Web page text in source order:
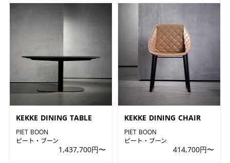
KEKKE DINING TABLE
PIET BOON
ピート・ブーン
1,437,700円〜
KEKKE DINING CHAIR
PIET BOON
ピート・ブーン
414,700円〜